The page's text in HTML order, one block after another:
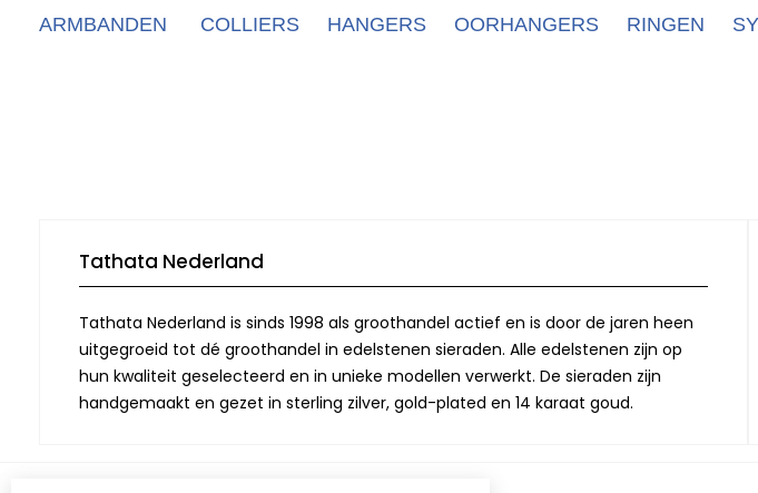
ARMBANDEN COLLIERS HANGERS OORHANGERS RINGEN
Tathata Nederland
Tathata Nederland is sinds 1998 als groothandel actief en is door de jaren heen
uitgegroeid tot dé groothandel in edelstenen sieraden. Alle edelstenen zijn op
hun kwaliteit geselecteerd en in unieke modellen verwerkt. De sieraden zijn
handgemaakt en gezet in sterling zilver, gold-plated en 14 karaat goud.